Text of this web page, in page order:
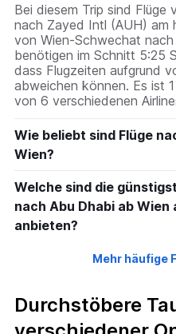
Bei diesem Trip sind
nach Zayed Intl (AUH) am
von Wien-Schwechat
benötigen im Schnitt 5:25
dass Flugzeiten aufgrund
abweichen können. Es ist
von 6 verschiedenen
Wie beliebt sind Flüge
Wien?
Welche sind die
nach Abu Dhabi ab Wien
anbieten?
Mehr häufige
Durchstöbere